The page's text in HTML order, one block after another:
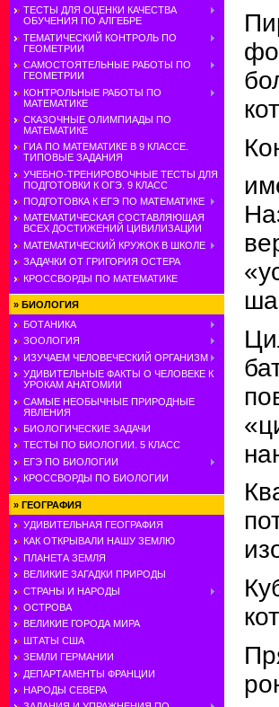
ТЕСТЫ ДЛЯ ОЦЕНКИ КАЧЕСТВА
ОБУЧЕНИЯ ПО АЛГЕБРЕ
ТЕМАТИЧЕСКИЙ КОНТРОЛЬ ПО
ГЕОМЕТРИИ
САМОСТОЯТЕЛЬНЫЕ РАБОТЫ ПО
ГЕОМЕТРИИ
КОНТРОЛЬНЫЕ РАБОТЫ ПО
МАТЕМАТИКЕ
СКАЗОЧНЫЕ ОЛИМПИАДЫ ПО
МАТЕМАТИКЕ
ГИА ПО МАТЕМАТИКЕ В 9 КЛАССЕ.
ТИПОВЫЕ ЗАДАНИЯ
УЧЕБНО-ТРЕНИРОВОЧНЫЕ ТЕСТЫ ДЛЯ
ПОДГОТОВКИ К ОГЭ. 9 КЛАСС
ПОДГОТОВКА К ЕГЭ ПО МАТЕМАТИКЕ
МАТЕМАТИЧЕСКАЯ СОСТАВЛЯЮЩАЯ
ВСЕХ ДОСТИЖЕНИЙ ЦИВИЛИЗАЦИИ
МАТЕМАТИЧЕСКИЙ КРУЖОК В ШКОЛЕ
ЗАДАЧКИ ОТ ГРИГОРИЯ ОСТЕРА
КРОССВОРДЫ ПО МАТЕМАТИКЕ
» БИОЛОГИЯ
БОТАНИКА
ЗООЛОГИЯ
ИЗУЧАЕМ ЧЕЛОВЕЧЕСКИЙ ОРГАНИЗМ
УДИВИТЕЛЬНЫЕ ФАКТЫ О ЧЕЛОВЕКЕ К
УРОКАМ АНАТОМИИ
САМЫЕ НЕОБЫЧНЫЕ ПРИРОДНЫЕ
ЯВЛЕНИЯ
БИОЛОГИЧЕСКИЕ ЗАДАЧИ
ТЕСТЫ ПО БИОЛОГИИ. 5 КЛАСС
ЕГЭ ПО БИОЛОГИИ
КРОССВОРДЫ ПО БИОЛОГИИ
» ГЕОГРАФИЯ
УДИВИТЕЛЬНАЯ ГЕОГРАФИЯ
КАК ОТКРЫВАЛИ НАШУ ЗЕМЛЮ
ПЛАНЕТА ЗЕМЛЯ
ВЕЛИКИЕ ЗАГАДКИ ПРИРОДЫ
СТРАНЫ И НАРОДЫ
ОСТРОВА
ВЕЛИКИЕ ГОРОДА МИРА
ШТАТЫ США
ЗЕМЛИ ГЕРМАНИИ
ДЕПАРТАМЕНТЫ ФРАНЦИИ
НАРОДЫ СЕВЕРА